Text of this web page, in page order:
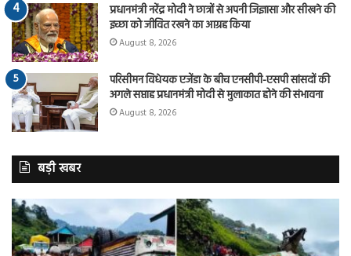
प्रधानमंत्री नरेंद्र मोदी ने छात्रों से अपनी जिज्ञासा और सीखने की
इच्छा को जीवित रखने का आग्रह किया
August 8, 2026
परिसीमन विधेयक एजेंडा के बीच एनसीपी-एसपी सांसदों की
अगले सप्ताह प्रधानमंत्री मोदी से मुलाकात होने की संभावना
August 8, 2026
बड़ी खबर